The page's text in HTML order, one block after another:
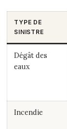
TYPE DE
SINISTRE
Dégât des
eaux
Incendie